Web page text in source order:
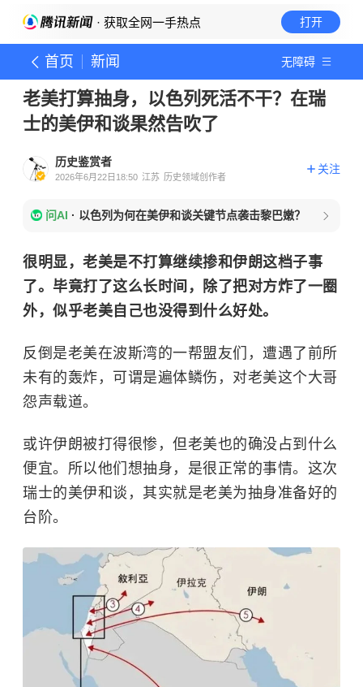
· 获取全网一手热点 打开
首页 新闻 无障碍
老美打算抽身，以色列死活不干？在瑞
士的美伊和谈果然告吹了
历史鉴赏者
2026年6月22日18:50 江苏 历史领域创作者
关注
问AI · 以色列为何在美伊和谈关键节点袭击黎巴嫩？
很明显，老美是不打算继续掺和伊朗这档子事
了。毕竟打了这么长时间，除了把对方炸了一圈
外，似乎老美自己也没得到什么好处。
反倒是老美在波斯湾的一帮盟友们，遭遇了前所
未有的轰炸，可谓是遍体鳞伤，对老美这个大哥
怨声载道。
或许伊朗被打得很惨，但老美也的确没占到什么
便宜。所以他们想抽身，是很正常的事情。这次
瑞士的美伊和谈，其实就是老美为抽身准备好的
台阶。